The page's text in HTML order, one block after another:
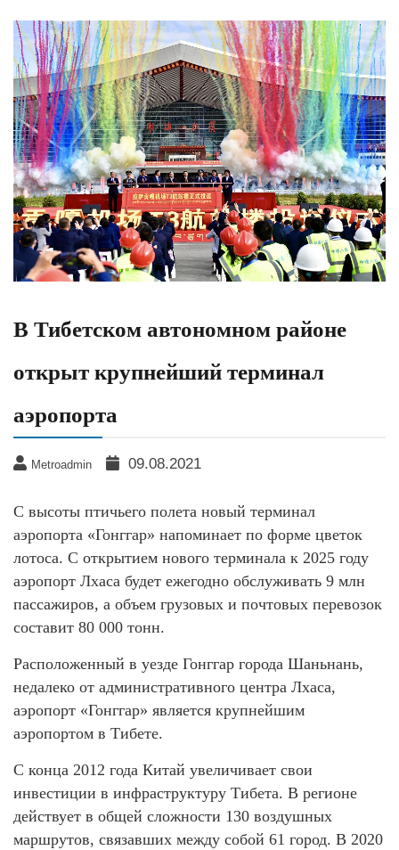
В Тибетском автономном районе
открыт крупнейший терминал
аэропорта
Metroadmin 09.08.2021
С высоты птичьего полета новый терминал
аэропорта «Гонггар» напоминает по форме цветок
лотоса. С открытием нового терминала к 2025 году
аэропорт Лхаса будет ежегодно обслуживать 9 млн
пассажиров, а объем грузовых и почтовых перевозок
составит 80 000 тонн.
Расположенный в уезде Гонггар города Шаньнань,
недалеко от административного центра Лхаса,
аэропорт «Гонггар» является крупнейшим
аэропортом в Тибете.
С конца 2012 года Китай увеличивает свои
инвестиции в инфраструктуру Тибета. В регионе
действует в общей сложности 130 воздушных
маршрутов, связавших между собой 61 город. В 2020